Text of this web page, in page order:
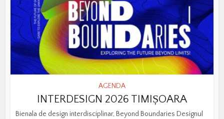
AGENDA
INTERDESIGN 2026 TIMIȘOARA
Bienala de design interdisciplinar, Beyond Boundaries Designul